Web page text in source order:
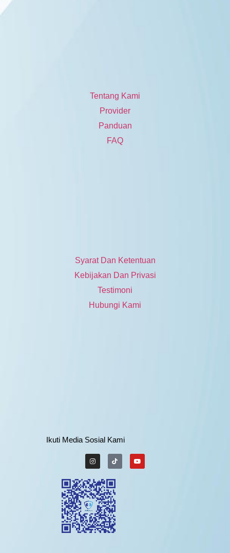
Tentang Kami
Provider
Panduan
FAQ
Syarat Dan Ketentuan
Kebijakan Dan Privasi
Testimoni
Hubungi Kami
Ikuti Media Sosial Kami